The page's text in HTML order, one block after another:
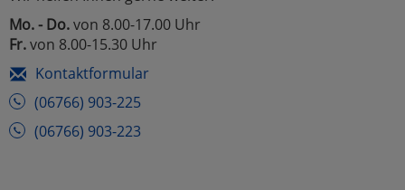
Mo. - Do.von 8.00-17.00 Uhr
Fr.von 8.00-15.30 Uhr
Kontaktformular
(06766) 903-225
(06766) 903-223